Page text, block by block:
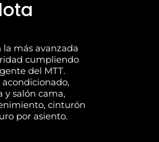
la más avanzada
cumpliendo
del MTT.
y salón cama,
cinturón
por asiento.